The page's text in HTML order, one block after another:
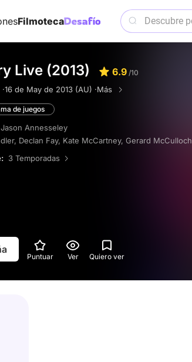
Filmoteca
Live (2013) 6.9 /10
16 de May de 2013 (AU) ·Más
de juegos
Jason Annesseley
, Declan Fay, Kate McCartney, Gerard McCulloch
3 Temporadas
Puntuar Ver Quiero ver